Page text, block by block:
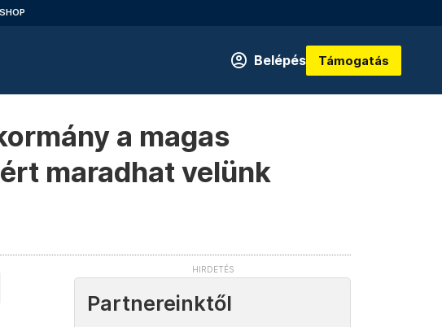
SHOP
Belépés Támogatás
a magas
maradhat velünk
Partnereinktől